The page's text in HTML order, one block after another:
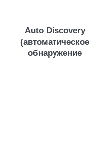
Auto Discovery
(автоматическое
обнаружение